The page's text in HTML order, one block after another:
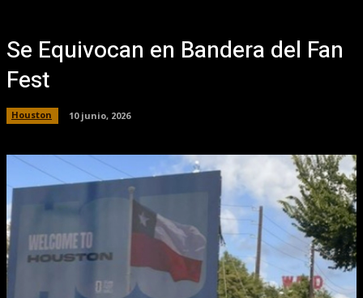
Se Equivocan en Bandera del Fan
Fest
Houston 10 junio, 2026